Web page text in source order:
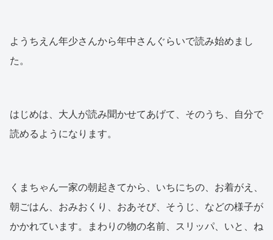
ようちえん年少さんから年中さんぐらいで読み始めまし
た。
はじめは、大人が読み聞かせてあげて、そのうち、自分で
読めるようになります。
くまちゃん一家の朝起きてから、いちにちの、お着がえ、
朝ごはん、おみおくり、おあそび、そうじ、などの様子が
かかれています。まわりの物の名前、スリッパ、いと、ね